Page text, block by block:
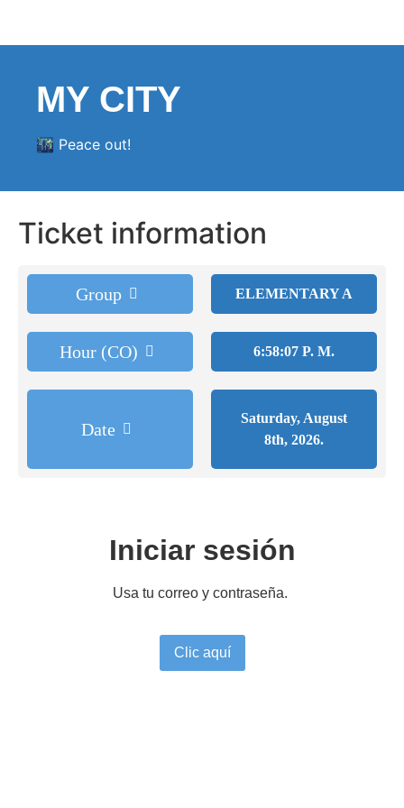
MY CITY
🌃 Peace out!
Ticket information
Group
Hour (CO)
Date
ELEMENTARY A
6:58:07 P. M.
Saturday, August
8th, 2026.
Iniciar sesión
Usa tu correo y contraseña.
Clic aquí